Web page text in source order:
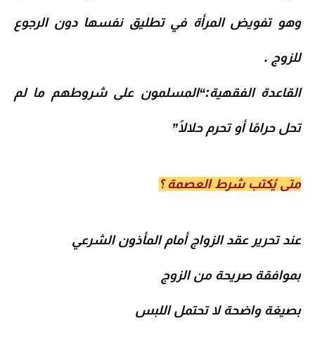
وهو تفويض المرأة في تطليق نفسها دون الرجوع
للزوج .
القاعدة الفقهية:“المسلمون على شروطهم ما لم
تحل حرامًا أو تحرم حلالًا”
متى يُكتب شرط العصمة ؟
عند تحرير عقد الزواج أمام المأذون الشرعي
بموافقة صريحة من الزوج
بصيغة واضحة لا تحتمل اللبس